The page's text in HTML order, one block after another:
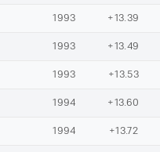
1993 +13.39
1993 +13.49
1993 +13.53
1994 +13.60
1994 +13.72